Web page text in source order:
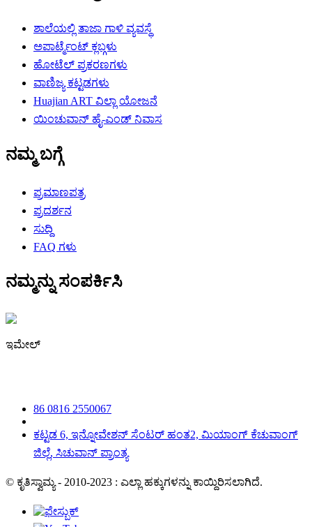
ಶಾಲೆಯಲ್ಲಿ ತಾಜಾ ಗಾಳಿ ವ್ಯವಸ್ಥೆ
ಅಪಾರ್ಟ್ಮೆಂಟ್ ಕ್ಲಬ್ಗಳು
ಹೋಟೆಲ್ ಪ್ರಕರಣಗಳು
ವಾಣಿಜ್ಯ ಕಟ್ಟಡಗಳು
Huajian ART ವಿಲ್ಲಾ ಯೋಜನೆ
ಯಿಂಚುವಾನ್ ಹೈ-ಎಂಡ್ ನಿವಾಸ
ನಮ್ಮ ಬಗ್ಗೆ
ಪ್ರಮಾಣಪತ್ರ
ಪ್ರದರ್ಶನ
ಸುದ್ದಿ
FAQ ಗಳು
ನಮ್ಮನ್ನು ಸಂಪರ್ಕಿಸಿ
ಇಮೇಲ್
86 0816 2550067
ಕಟ್ಟಡ 6, ಇನ್ನೋವೇಶನ್ ಸೆಂಟರ್ ಹಂತ2, ಮಿಯಾಂಗ್ ಕೆಚುವಾಂಗ್
ಜಿಲ್ಲೆ, ಸಿಚುವಾನ್ ಪ್ರಾಂತ್ಯ
© ಕೃತಿಸ್ವಾಮ್ಯ - 2010-2023 : ಎಲ್ಲಾ ಹಕ್ಕುಗಳನ್ನು ಕಾಯ್ದಿರಿಸಲಾಗಿದೆ.